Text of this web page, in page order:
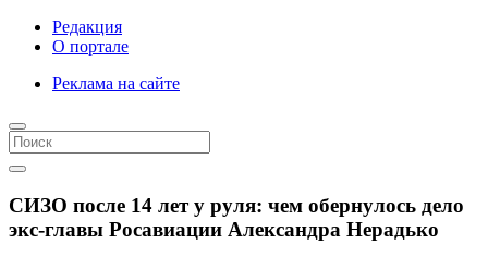
Редакция
О портале
Реклама на сайте
СИЗО после 14 лет у руля: чем обернулось дело
экс-главы Росавиации Александра Нерадько